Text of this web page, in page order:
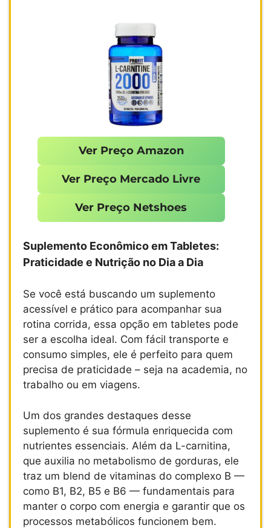
Ver Preço Amazon
Ver Preço Mercado Livre
Ver Preço Netshoes
Suplemento Econômico em Tabletes:
Praticidade e Nutrição no Dia a Dia
Se você está buscando um suplemento
acessível e prático para acompanhar sua
rotina corrida, essa opção em tabletes pode
ser a escolha ideal. Com fácil transporte e
consumo simples, ele é perfeito para quem
precisa de praticidade – seja na academia, no
trabalho ou em viagens.
Um dos grandes destaques desse
suplemento é sua fórmula enriquecida com
nutrientes essenciais. Além da L-carnitina,
que auxilia no metabolismo de gorduras, ele
traz um blend de vitaminas do complexo B —
como B1, B2, B5 e B6 — fundamentais para
manter o corpo com energia e garantir que os
processos metabólicos funcionem bem.